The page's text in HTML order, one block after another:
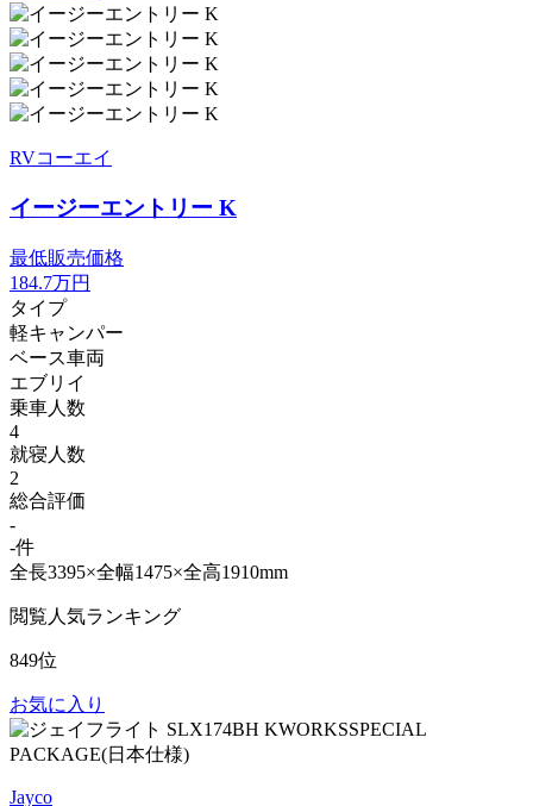
RVコーエイ
イージーエントリー K
最低販売価格
184.7万円
タイプ
軽キャンパー
ベース車両
エブリイ
乗車人数
4
就寝人数
2
総合評価
-
-件
全長3395×全幅1475×全高1910mm
閲覧人気ランキング
849位
お気に入り
Jayco